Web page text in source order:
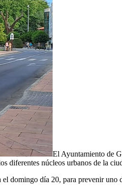
El Ayuntamiento de
diferentes núcleos urbanos de la
domingo día 20, para prevenir